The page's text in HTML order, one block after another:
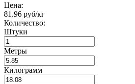
Цена:
81.96 руб/кг
Количество:
Штуки
Метры
Килограмм